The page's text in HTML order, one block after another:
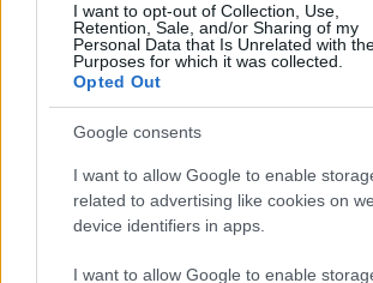
I want to opt-out of Collection, Use,
Retention, Sale, and/or Sharing of my
Personal Data that Is Unrelated with
Purposes for which it was collected.
Opted Out
Google consents
I want to allow Google to enable
related to advertising like cookies on
device identifiers in apps.
I want to allow Google to enable